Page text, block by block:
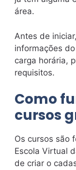
área.
Antes de
informações
carga horária,
requisitos.
Como
cursos
Os cursos são
Escola Virtual
de criar o